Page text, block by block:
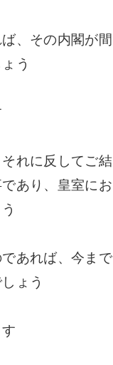
、その内閣が間
う
れに反してご結
あり、皇室にお
あれば、今まで
ょう